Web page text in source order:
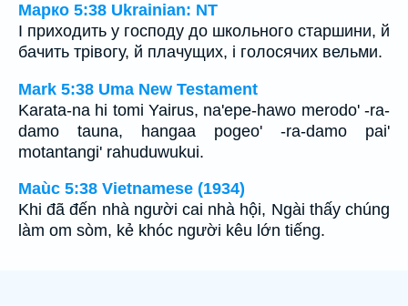
Марко 5:38 Ukrainian: NT
І приходить у господу до школьного старшини, й
бачить трівогу, й плачущих, і голосячих вельми.
Mark 5:38 Uma New Testament
Karata-na hi tomi Yairus, na'epe-hawo merodo' -ra-
damo tauna, hangaa pogeo' -ra-damo pai'
motantangi' rahuduwukui.
Maùc 5:38 Vietnamese (1934)
Khi đã đến nhà người cai nhà hội, Ngài thấy chúng
làm om sòm, kẻ khóc người kêu lớn tiếng.